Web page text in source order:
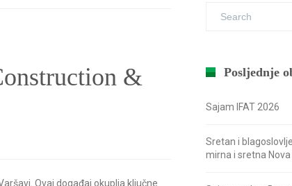
&
Ovaj događaj okuplja ključne
Posljednje
Sajam IFAT 2026
Sretan i
mirna i sretna